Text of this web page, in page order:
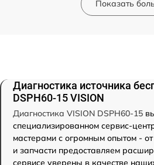
Показать
Диагностика источника
DSPH60-15 VISION
Диагностика VISION DSPH60-15
специализированном сервис-
мастерами с огромным опытом -
и запчасти предоставляем
сервисе уверены в качестве